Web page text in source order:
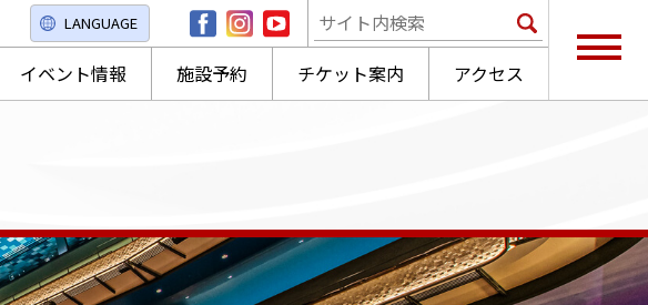
LANGUAGE
イベント情報 施設予約 チケット案内 アクセス